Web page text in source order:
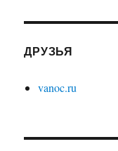
ДРУЗЬЯ
vanoc.ru